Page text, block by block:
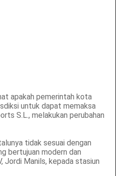
apakah pemerintah kota
untuk dapat memaksa
S.L., melakukan perubahan
tidak sesuai dengan
bertujuan modern dan
Jordi Manils, kepada stasiun